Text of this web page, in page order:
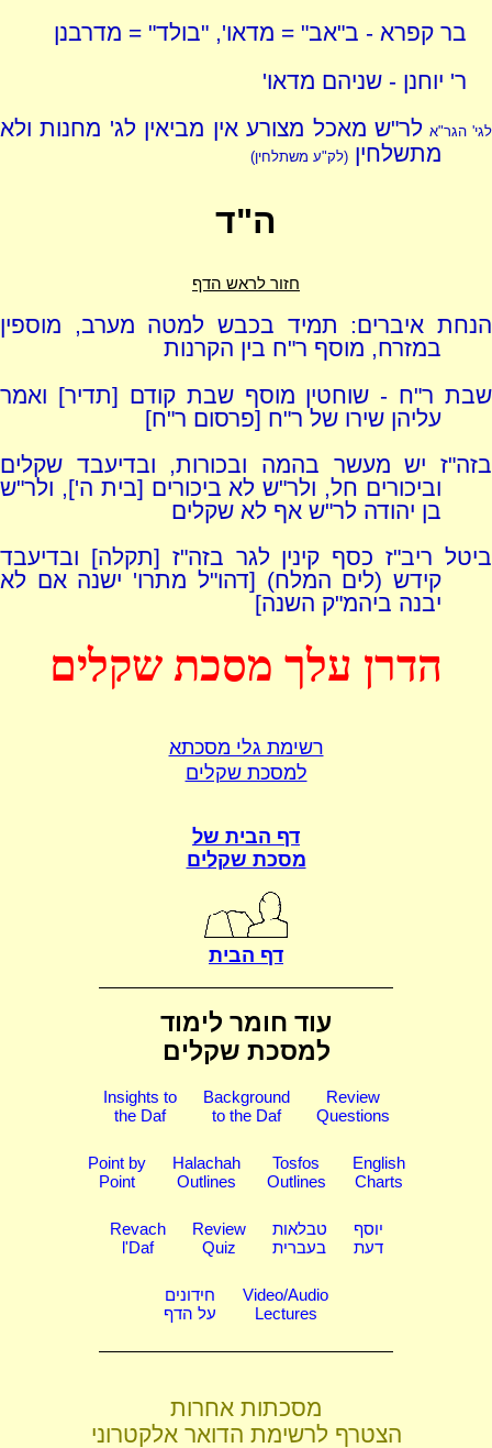
בר קפרא - ב"אב" = מדאו', "בולד" = מדרבנן
ר' יוחנן - שניהם מדאו'
לגי' הגר"א לר"ש מאכל מצורע אין מביאין לג' מחנות ולא
מתשלחין(לק"ע משתלחין)
ה"ד
חזור לראש הדף
הנחת איברים: תמיד בכבש למטה מערב, מוספין
במזרח, מוסף ר"ח בין הקרנות
שבת ר"ח - שוחטין מוסף שבת קודם [תדיר] ואמר
עליהן שירו של ר"ח [פרסום ר"ח]
בזה"ז יש מעשר בהמה ובכורות, ובדיעבד שקלים
וביכורים חל, ולר"ש לא ביכורים [בית ה'], ולר"ש
בן יהודה לר"ש אף לא שקלים
ביטל ריב"ז כסף קינין לגר בזה"ז [תקלה] ובדיעבד
קידש (לים המלח) [דהו"ל מתרו' ישנה אם לא
יבנה ביהמ"ק השנה]
הדרן עלך מסכת שקלים
רשימת גלי מסכתא
למסכת שקלים
דף הבית של
מסכת שקלים
דף הבית
עוד חומר לימוד
למסכת שקלים
Insights to
the Daf
Background
to the Daf
Review
Questions
Point by
Point
Halachah
Outlines
Tosfos
Outlines
English
Charts
Revach
l'Daf
Review
Quiz
טבלאות
בעברית
יוסף
דעת
חידונים
על הדף
Video/Audio
Lectures
מסכתות אחרות
הצטרף לרשימת הדואר אלקטרוני